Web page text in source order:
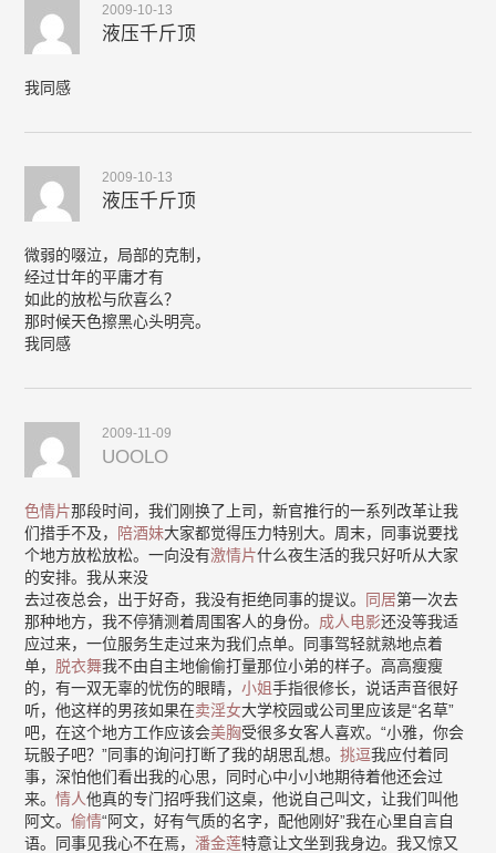
2009-10-13
液压千斤顶
我同感
2009-10-13
液压千斤顶
微弱的啜泣，局部的克制，
经过廿年的平庸才有
如此的放松与欣喜么？
那时候天色擦黑心头明亮。
我同感
2009-11-09
UOOLO
色情片那段时间，我们刚换了上司，新官推行的一系列改革让我
们措手不及， 陪酒妹大家都觉得压力特别大。周末，同事说要找
个地方放松放松。一向没有激情片什么夜生活的我只好听从大家
的安排。我从来没
去过夜总会，出于好奇，我没有拒绝同事的提议。 同居第一次去
那种地方，我不停猜测着周围客人的身份。 成人电影还没等我适
应过来，一位服务生走过来为我们点单。同事驾轻就熟地点着
单， 脱衣舞我不由自主地偷偷打量那位小弟的样子。高高瘦瘦
的，有一双无辜的忧伤的眼睛，小姐手指很修长，说话声音很好
听，他这样的男孩如果在卖淫女大学校园或公司里应该是“名草”
吧，在这个地方工作应该会美胸受很多女客人喜欢。“小雅，你会
玩骰子吧？”同事的询问打断了我的胡思乱想。挑逗我应付着同
事，深怕他们看出我的心思，同时心中小小地期待着他还会过
来。情人他真的专门招呼我们这桌，他说自己叫文，让我们叫他
阿文。偷情“阿文，好有气质的名字，配他刚好”我在心里自言自
语。同事见我心不在焉， 潘金莲特意让文坐到我身边。我又惊又